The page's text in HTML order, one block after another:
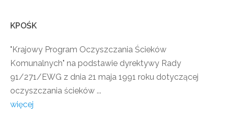
KPOŚK
"Krajowy Program Oczyszczania Ścieków
Komunalnych" na podstawie dyrektywy Rady
91/271/EWG z dnia 21 maja 1991 roku dotyczącej
oczyszczania ścieków ...
więcej